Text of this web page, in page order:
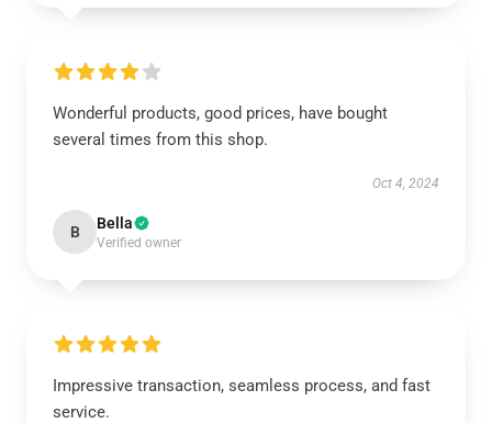
Wonderful products, good prices, have bought
several times from this shop.
Oct 4, 2024
B Bella
Verified owner
Impressive transaction, seamless process, and fast
service.